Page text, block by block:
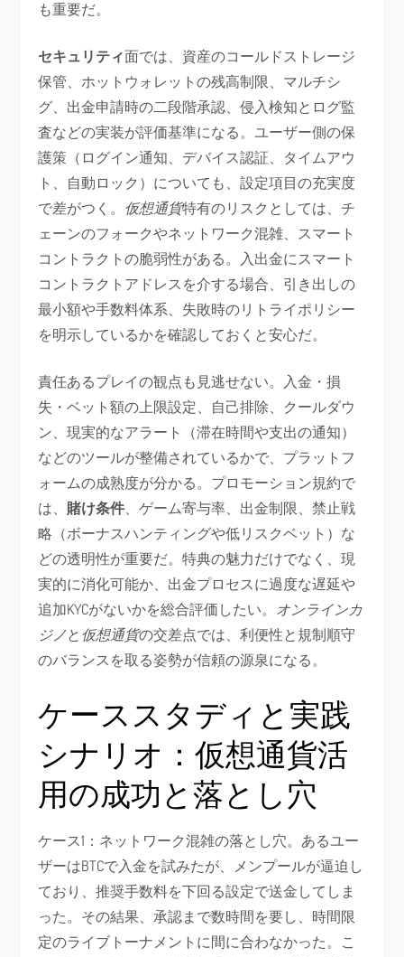
も重要だ。
セキュリティ面では、資産のコールドストレージ
保管、ホットウォレットの残高制限、マルチシ
グ、出金申請時の二段階承認、侵入検知とログ監
査などの実装が評価基準になる。ユーザー側の保
護策（ログイン通知、デバイス認証、タイムアウ
ト、自動ロック）についても、設定項目の充実度
で差がつく。 仮想通貨特有のリスクとしては、チ
ェーンのフォークやネットワーク混雑、スマート
コントラクトの脆弱性がある。入出金にスマート
コントラクトアドレスを介する場合、引き出しの
最小額や手数料体系、失敗時のリトライポリシー
を明示しているかを確認しておくと安心だ。
責任あるプレイの観点も見逃せない。入金・損
失・ベット額の上限設定、自己排除、クールダウ
ン、現実的なアラート（滞在時間や支出の通知）
などのツールが整備されているかで、プラットフ
ォームの成熟度が分かる。プロモーション規約で
は、 賭け条件、ゲーム寄与率、出金制限、禁止戦
略（ボーナスハンティングや低リスクベット）な
どの透明性が重要だ。特典の魅力だけでなく、現
実的に消化可能か、出金プロセスに過度な遅延や
追加KYCがないかを総合評価したい。 オンラインカ
ジノと 仮想通貨の交差点では、利便性と規制順守
のバランスを取る姿勢が信頼の源泉になる。
ケーススタディと実践
シナリオ：仮想通貨活
用の成功と落とし穴
ケース1：ネットワーク混雑の落とし穴。あるユー
ザーはBTCで入金を試みたが、メンプールが逼迫し
ており、推奨手数料を下回る設定で送金してしま
った。その結果、承認まで数時間を要し、時間限
定のライブトーナメントに間に合わなかった。こ